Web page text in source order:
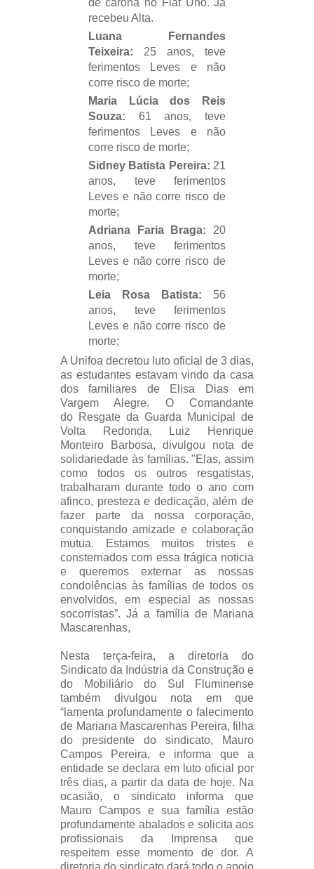
recebeu Alta.
Luana Fernandes
Teixeira: 25 anos, teve
ferimentos Leves e não
corre risco de morte;
Maria Lúcia dos Reis
Souza: 61 anos, teve
ferimentos Leves e não
corre risco de morte;
Sidney Batista Pereira: 21
anos, teve ferimentos
Leves e não corre risco de
morte;
Adriana Faria Braga: 20
anos, teve ferimentos
Leves e não corre risco de
morte;
Leia Rosa Batista: 56
anos, teve ferimentos
Leves e não corre risco de
morte;
A Unifoa decretou luto oficial de 3 dias,
as estudantes estavam vindo da casa
dos familiares de Elisa Dias em
Vargem Alegre. O Comandante
do Resgate da Guarda Municipal de
Volta Redonda, Luiz Henrique
Monteiro Barbosa, divulgou nota de
solidariedade às famílias. "Elas, assim
como todos os outros resgatistas,
trabalharam durante todo o ano com
afinco, presteza e dedicação, além de
fazer parte da nossa corporação,
conquistando amizade e colaboração
mutua. Estamos muitos tristes e
consternados com essa trágica noticia
e queremos externar as nossas
condolências às famílias de todos os
envolvidos, em especial as nossas
socorristas”. Já a família de Mariana
Mascarenhas,
Nesta terça-feira, a diretoria do
Sindicato da Indústria da Construção e
do Mobiliário do Sul Fluminense
também divulgou nota em que
“lamenta profundamente o falecimento
de Mariana Mascarenhas Pereira, filha
do presidente do sindicato, Mauro
Campos Pereira, e informa que a
entidade se declara em luto oficial por
três dias, a partir da data de hoje. Na
ocasião, o sindicato informa que
Mauro Campos e sua família estão
profundamente abalados e solicita aos
profissionais da Imprensa que
respeitem esse momento de dor. A